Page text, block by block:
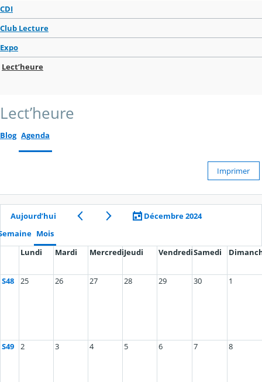
CDI
Club Lecture
Expo
Lect’heure
Lect’heure
Blog Agenda
Imprimer
Aujourd’hui
Décembre 2024
Mois
Lundi
Mardi MercrediJeudi VendrediSamedi
S48 25 26 27 28 29 30 1
S49 2 3 4 5 6 7 8